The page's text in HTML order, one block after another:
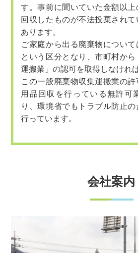
す。事前に聞いていた金額以上
回収したものが不法投棄され
あります。
ご家庭から出る廃棄物について
という区分となり、市町村か
運搬業」の認可を取得しなけれ
この一般廃棄物収集運搬業の
用品回収を行っている無許可
り、環境省でもトラブル防止
行っています。
会社案内